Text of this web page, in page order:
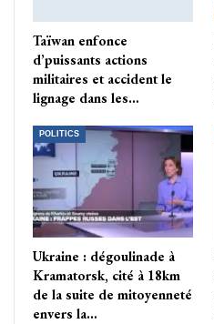
Taïwan enfonce
d’puissants actions
militaires et accident le
lignage dans les…
POLITICS
Ukraine : dégoulinade à
Kramatorsk, cité à 18km
de la suite de mitoyenneté
envers la…